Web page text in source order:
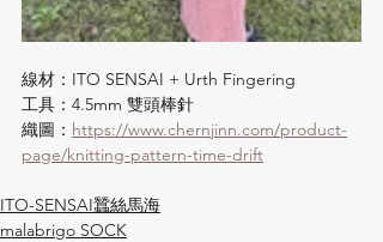
線材：ITO SENSAI + Urth Fingering
工具：4.5mm 雙頭棒針
織圖： https://www.chernjinn.com/product-
page/knitting-pattern-time-drift
ITO-SENSAI蠶絲馬海
malabrigo SOCK